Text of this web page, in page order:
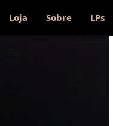
Loja Sobre LPs